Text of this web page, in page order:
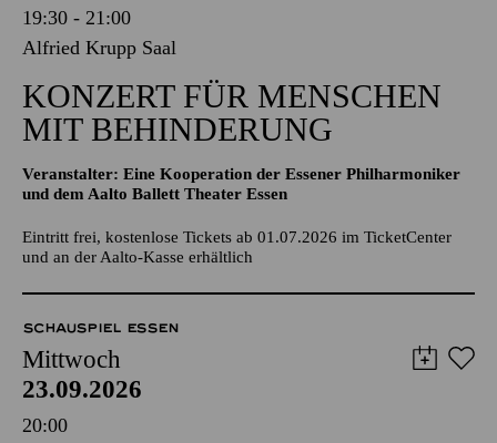
19:30 - 21:00
Alfried Krupp Saal
KONZERT FÜR MENSCHEN
MIT BEHINDERUNG
Veranstalter: Eine Kooperation der Essener Philharmoniker
und dem Aalto Ballett Theater Essen
Eintritt frei, kostenlose Tickets ab 01.07.2026 im TicketCenter
und an der Aalto-Kasse erhältlich
SCHAUSPIEL ESSEN
Mittwoch
23.09.2026
20:00